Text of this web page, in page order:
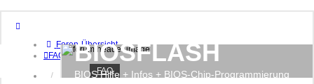
Foren-Übersicht
FAQ
Anmelden
BIOSFLASH
BIOS Hilfe + Infos + BIOS-Chip-Programmierung
FAQ